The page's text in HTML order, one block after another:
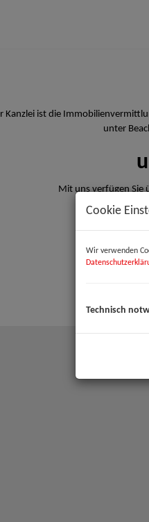
Kanzlei ist die
unter
Mit uns verfügen Sie
Cookie
Wir verwenden
Technisch